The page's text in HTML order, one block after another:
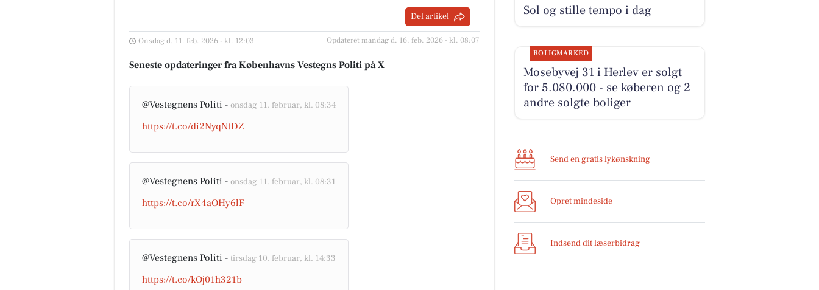
Del artikel
Onsdag d. 11. feb. 2026 - kl. 12:03 Opdateret mandag d. 16. feb. 2026 - kl. 08:07
Seneste opdateringer fra Københavns Vestegns Politi på X
@Vestegnens Politi - onsdag 11. februar, kl. 08:34
https://t.co/di2NyqNtDZ
@Vestegnens Politi - onsdag 11. februar, kl. 08:31
https://t.co/rX4aOHy6lF
@Vestegnens Politi - tirsdag 10. februar, kl. 14:33
https://t.co/kOj01h321b
Sol og stille tempo i dag
BOLIGMARKED
Mosebyvej 31 i Herlev er solgt
for 5.080.000 - se køberen og 2
andre solgte boliger
Send en gratis lykønskning
Opret mindeside
Indsend dit læserbidrag